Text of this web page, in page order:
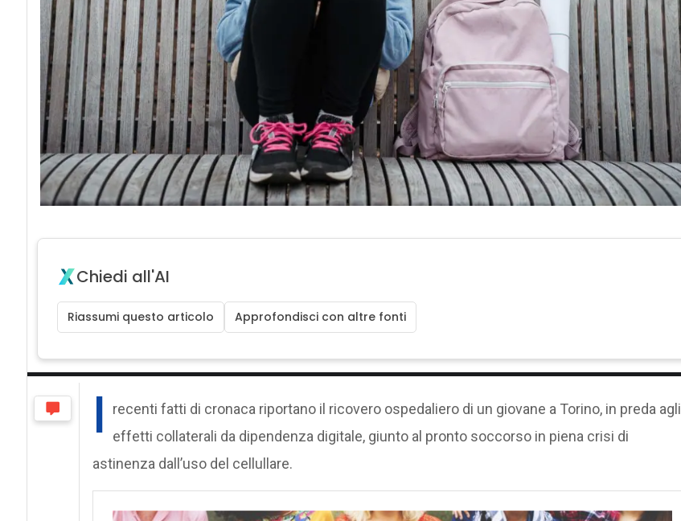
Chiedi all'AI
Riassumi questo articolo Approfondisci con altre fonti
I
recenti fatti di cronaca riportano il ricovero ospedaliero di un giovane a Torino, in preda agli
effetti collaterali da dipendenza digitale, giunto al pronto soccorso in piena crisi di
astinenza dall’uso del cellullare.